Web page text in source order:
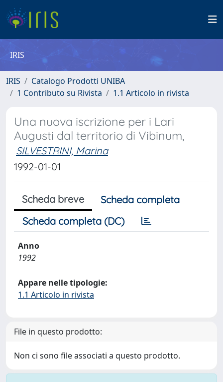
IRIS
IRIS
Catalogo Prodotti UNIBA
1 Contributo su Rivista
1.1 Articolo in rivista
Una nuova iscrizione per i Lari
Augusti dal territorio di Vibinum,
SILVESTRINI, Marina
1992-01-01
Scheda breve
Scheda completa
Scheda completa (DC)
Anno
1992
Appare nelle tipologie:
1.1 Articolo in rivista
File in questo prodotto:
Non ci sono file associati a questo prodotto.